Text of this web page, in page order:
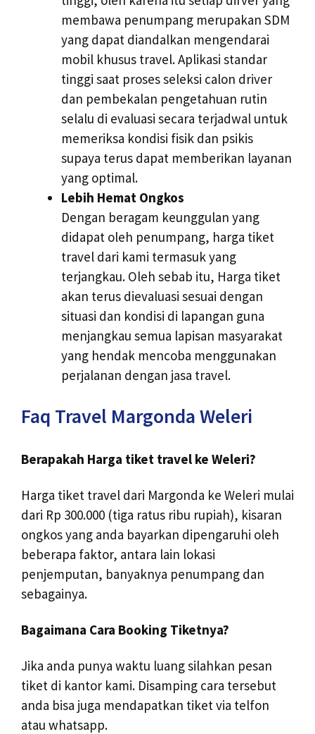
membawa penumpang merupakan SDM
yang dapat diandalkan mengendarai
mobil khusus travel. Aplikasi standar
tinggi saat proses seleksi calon driver
dan pembekalan pengetahuan rutin
selalu di evaluasi secara terjadwal untuk
memeriksa kondisi fisik dan psikis
supaya terus dapat memberikan layanan
yang optimal.
Lebih Hemat Ongkos
Dengan beragam keunggulan yang
didapat oleh penumpang, harga tiket
travel dari kami termasuk yang
terjangkau. Oleh sebab itu, Harga tiket
akan terus dievaluasi sesuai dengan
situasi dan kondisi di lapangan guna
menjangkau semua lapisan masyarakat
yang hendak mencoba menggunakan
perjalanan dengan jasa travel.
Faq Travel Margonda Weleri
Berapakah Harga tiket travel ke Weleri?
Harga tiket travel dari Margonda ke Weleri mulai
dari Rp 300.000 (tiga ratus ribu rupiah), kisaran
ongkos yang anda bayarkan dipengaruhi oleh
beberapa faktor, antara lain lokasi
penjemputan, banyaknya penumpang dan
sebagainya.
Bagaimana Cara Booking Tiketnya?
Jika anda punya waktu luang silahkan pesan
tiket di kantor kami. Disamping cara tersebut
anda bisa juga mendapatkan tiket via telfon
atau whatsapp.